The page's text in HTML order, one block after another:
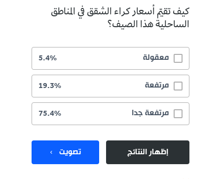
كيف تقيّم أسعار كراء الشقق في المناطق
الساحلية هذا الصيف؟
معقولة 5.4%
مرتفعة 19.3%
مرتفعة جدا 75.4%
إظهار النتائج تصويت